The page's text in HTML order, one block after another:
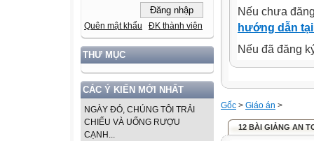
Quên mật khẩu ĐK thành viên
THƯ MỤC
CÁC Ý KIẾN MỚI NHẤT
NGÀY ĐÓ, CHÚNG TÔI TRẢI
CHIẾU VÀ UỐNG RƯỢU
CẠNH...
Nếu chưa
hướng dẫn
Nếu đã đăng
Gốc > Giáo án >
12 BÀI GIẢNG AN